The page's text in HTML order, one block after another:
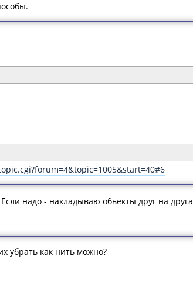
надо - накладываю обьекты друг на друга
убрать как нить можно?